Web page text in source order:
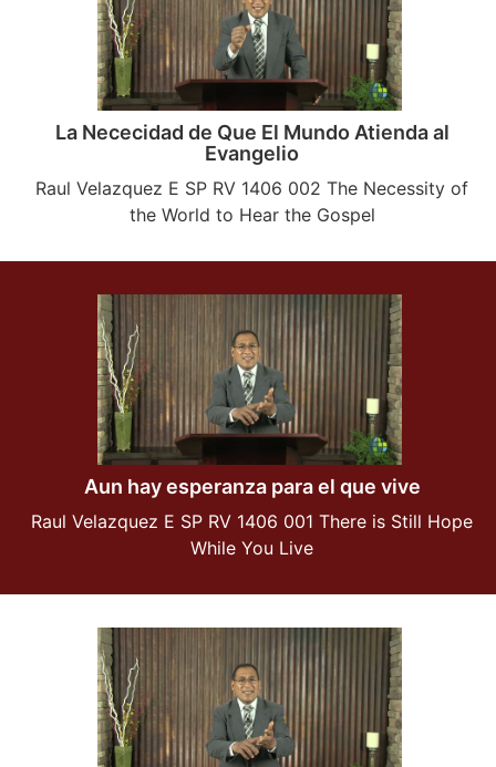
La Nececidad de Que El Mundo Atienda al
Evangelio
Raul Velazquez E SP RV 1406 002 The Necessity of
the World to Hear the Gospel
Aun hay esperanza para el que vive
Raul Velazquez E SP RV 1406 001 There is Still Hope
While You Live